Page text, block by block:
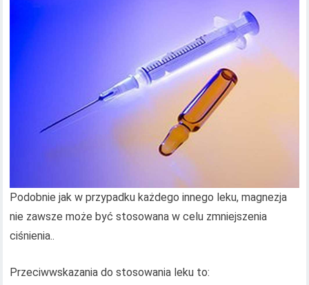
Podobnie jak w przypadku każdego innego leku, magnezja
nie zawsze może być stosowana w celu zmniejszenia
ciśnienia..
Przeciwwskazania do stosowania leku to: